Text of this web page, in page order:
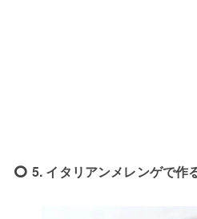
5. イタリアンメレンゲで作